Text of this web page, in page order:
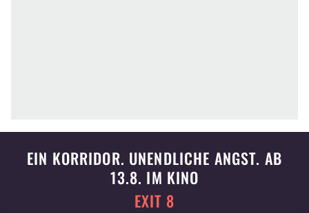
EIN KORRIDOR. UNENDLICHE ANGST. AB
13.8. IM KINO
EXIT 8